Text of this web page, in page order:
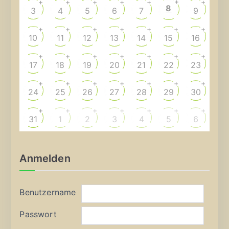
3
+
4
+
5
+
6
+
7
+
8 9
+
10
+
11
+
12
+
13
+
14
+
15
+
16
+
17
+
18
+
19
+
20
+
21
+
22
+
23
+
24
+
25
+
26
+
27
+
28
+
29
+
30
+
31
+
1
+
2
+
3
+
4
+
5
+
6
+
Anmelden
Benutzername
Passwort